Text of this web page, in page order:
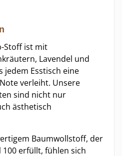
Stoff ist mit
Lavendel und
jedem Esstisch eine
verleiht. Unsere
sind nicht nur
ästhetisch
Baumwollstoff, der
erfüllt, fühlen sich